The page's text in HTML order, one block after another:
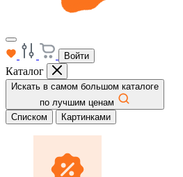
Войти
Каталог
Искать в самом большом каталоге
по лучшим ценам
Списком
Картинками